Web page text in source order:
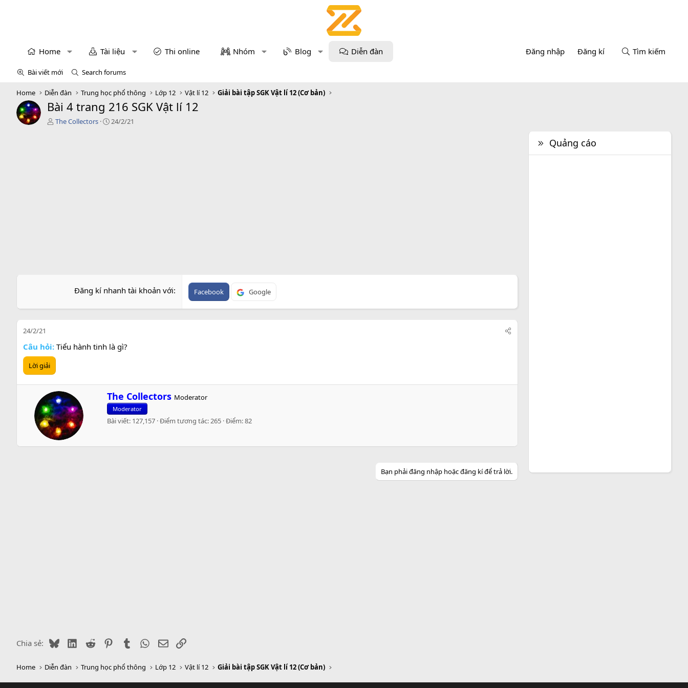
Home Tài liệu Thi online Nhóm Blog Diễn đàn Đăng nhập Đăng kí Tìm kiếm
Bài viết mới Search forums
Home Diễn đàn Trung học phổ thông Lớp 12 Vật lí 12 Giải bài tập SGK Vật lí 12 (Cơ bản)
Bài 4 trang 216 SGK Vật lí 12
T
The Collectors
C
24/2/21
Đăng kí nhanh tài khoản với Facebook Google
24/2/21
Câu hỏi: Tiểu hành tinh là gì?
Lời giải
W
r
i
t
n
The Collectors Moderator
Moderator
Bài viết 127,157 Điểm tương tác 265 Điểm 82
Bạn phải đăng nhập hoặc đăng kí để trả lời.
Chia sẻ: BlueskyLinkedIn
Reddit PinterestTumblr WhatsApp
EmailLink
Quảng cáo
Home Diễn đàn Trung học phổ thông Lớp 12 Vật lí 12 Giải bài tập SGK Vật lí 12 (Cơ bản)